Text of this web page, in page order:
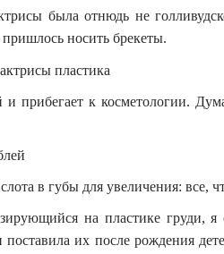
была отнюдь не
носить брекеты.
и прибегает к косметологии.
в губы для увеличения: все,
на пластике груди,
их после рождения